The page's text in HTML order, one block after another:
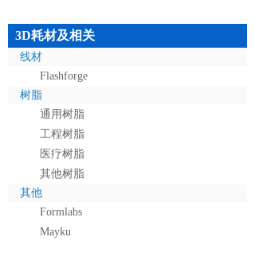
3D耗材及相关
线材
Flashforge
树脂
通用树脂
工程树脂
医疗树脂
其他树脂
其他
Formlabs
Mayku